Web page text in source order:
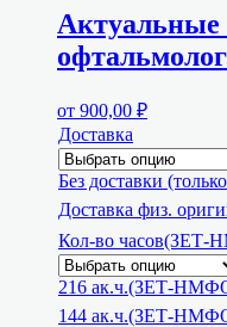
Актуальные
от 900,00 ₽
Доставка
Без доставки
Доставка физ.
Кол-во
216 ак.ч.(ЗЕТ-
144 ак.ч.(ЗЕТ-